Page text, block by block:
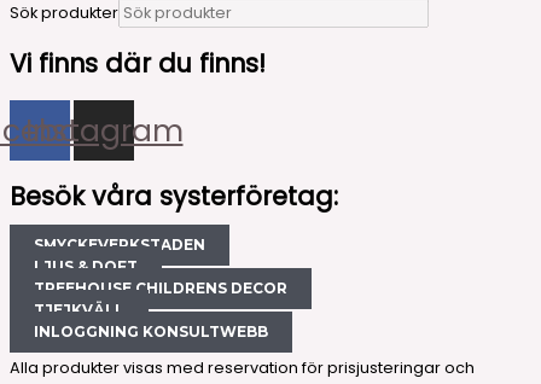
Sök produkter
Vi finns där du finns!
Instagram
Besök våra systerföretag:
SMYCKEVERKSTADEN
LJUS & DOFT
TREEHOUSE CHILDRENS DECOR
TJEJKVÄLL
INLOGGNING KONSULTWEBB
Alla produkter visas med reservation för prisjusteringar och